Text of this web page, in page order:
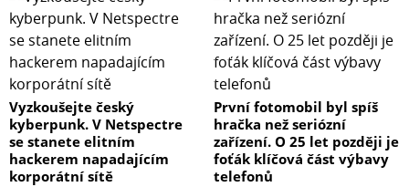
Vyzkoušejte český
kyberpunk. V Netspectre
se stanete elitním
hackerem napadajícím
korporátní sítě
První fotomobil byl spíš
hračka než seriózní
zařízení. O 25 let později je
foťák klíčová část výbavy
telefonů